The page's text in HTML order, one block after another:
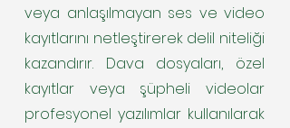
veya anlaşılmayan ses ve video
kayıtlarını netleştirerek delil niteliği
kazandırır. Dava dosyaları, özel
kayıtlar veya şüpheli videolar
profesyonel yazılımlar kullanılarak